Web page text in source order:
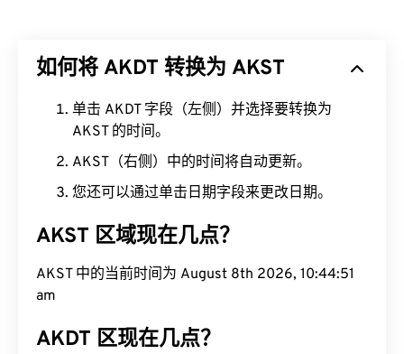
如何将 AKDT 转换为 AKST
单击 AKDT 字段（左侧）并选择要转换为
AKST 的时间。
AKST（右侧）中的时间将自动更新。
您还可以通过单击日期字段来更改日期。
AKST 区域现在几点？
AKST 中的当前时间为 August 8th 2026, 10:44:52
am
AKDT 区现在几点？